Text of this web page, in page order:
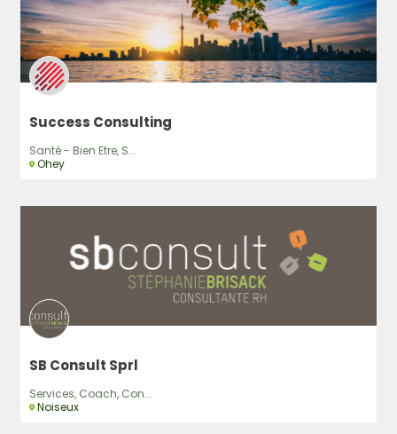
Success Consulting
Santé - Bien Etre, S...
Ohey
SB Consult Sprl
Services, Coach, Con...
Noiseux